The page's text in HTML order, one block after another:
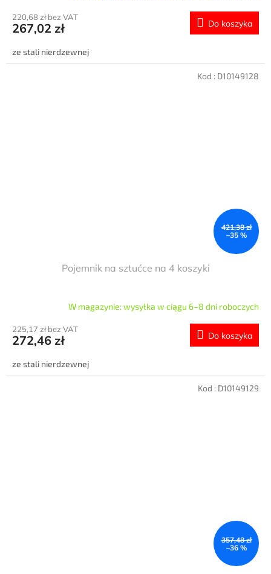
220,68 zł bez VAT
267,02 zł Do koszyka
ze stali nierdzewnej
421,38 zł
–35 %
Pojemnik na sztućce na 4 koszyki
W magazynie: wysyłka w ciągu 6–8 dni roboczych
225,17 zł bez VAT
272,46 zł Do koszyka
ze stali nierdzewnej
Kod : D10149128
357,48 zł
–36 %
Kod : D10149129